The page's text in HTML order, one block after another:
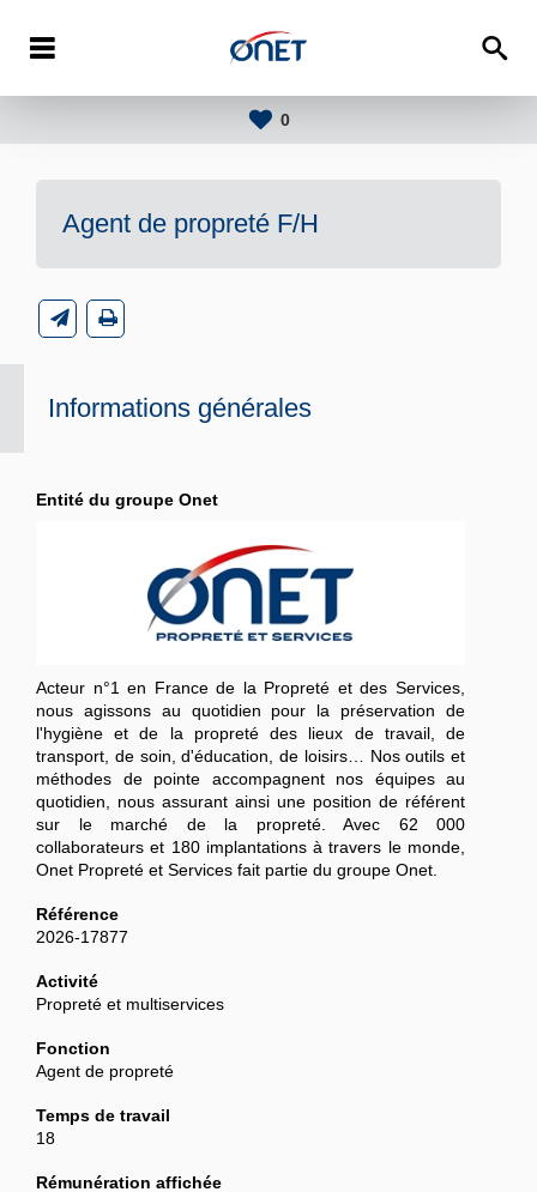
0
Agent de propreté F/H
Informations générales
Entité du groupe Onet
Acteur n°1 en France de la Propreté et des Services,
nous agissons au quotidien pour la préservation de
l'hygiène et de la propreté des lieux de travail, de
transport, de soin, d'éducation, de loisirs… Nos outils et
méthodes de pointe accompagnent nos équipes au
quotidien, nous assurant ainsi une position de référent
sur le marché de la propreté. Avec 62 000
collaborateurs et 180 implantations à travers le monde,
Onet Propreté et Services fait partie du groupe Onet.
Référence
2026-17877
Activité
Propreté et multiservices
Fonction
Agent de propreté
Temps de travail
18
Rémunération affichée